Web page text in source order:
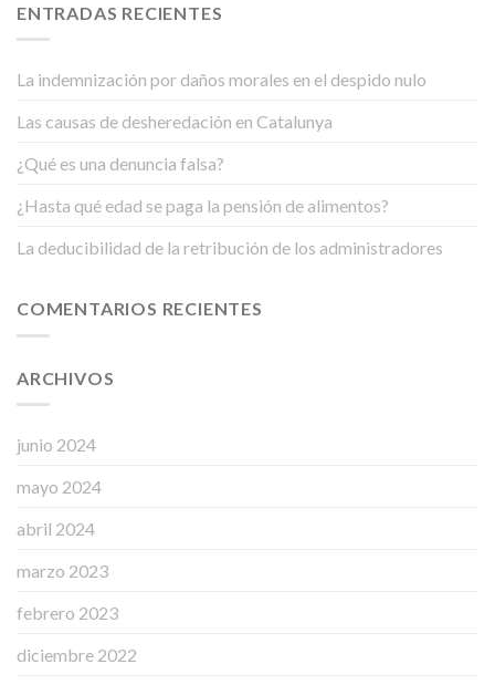
ENTRADAS RECIENTES
La indemnización por daños morales en el despido nulo
Las causas de desheredación en Catalunya
¿Qué es una denuncia falsa?
¿Hasta qué edad se paga la pensión de alimentos?
La deducibilidad de la retribución de los administradores
COMENTARIOS RECIENTES
ARCHIVOS
junio 2024
mayo 2024
abril 2024
marzo 2023
febrero 2023
diciembre 2022